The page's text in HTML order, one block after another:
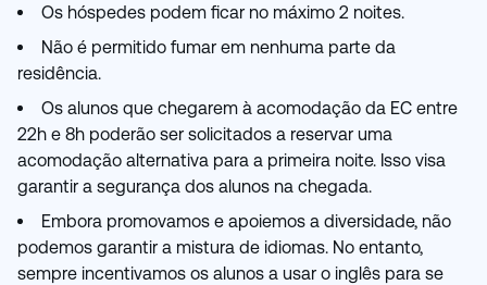
Os hóspedes podem ficar no máximo 2 noites.
Não é permitido fumar em nenhuma parte da
residência.
Os alunos que chegarem à acomodação da EC entre
22h e 8h poderão ser solicitados a reservar uma
acomodação alternativa para a primeira noite. Isso visa
garantir a segurança dos alunos na chegada.
Embora promovamos e apoiemos a diversidade, não
podemos garantir a mistura de idiomas. No entanto,
sempre incentivamos os alunos a usar o inglês para se